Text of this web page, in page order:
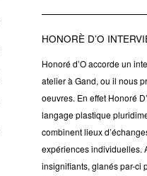
HONORÈ D’O
Honoré d’O accorde un
atelier à Gand, ou il nous
oeuvres. En effet Honoré
langage plastique
combinent lieux
expériences individuelles.
insignifiants, glanés par-ci